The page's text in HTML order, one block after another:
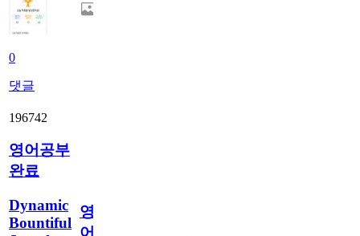
0
댓글
196742
영어공부
완료
Dynamic
Bountiful
영